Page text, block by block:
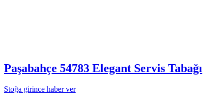
Paşabahçe 54783 Elegant Servis Tabağı
Stoğa girince haber ver